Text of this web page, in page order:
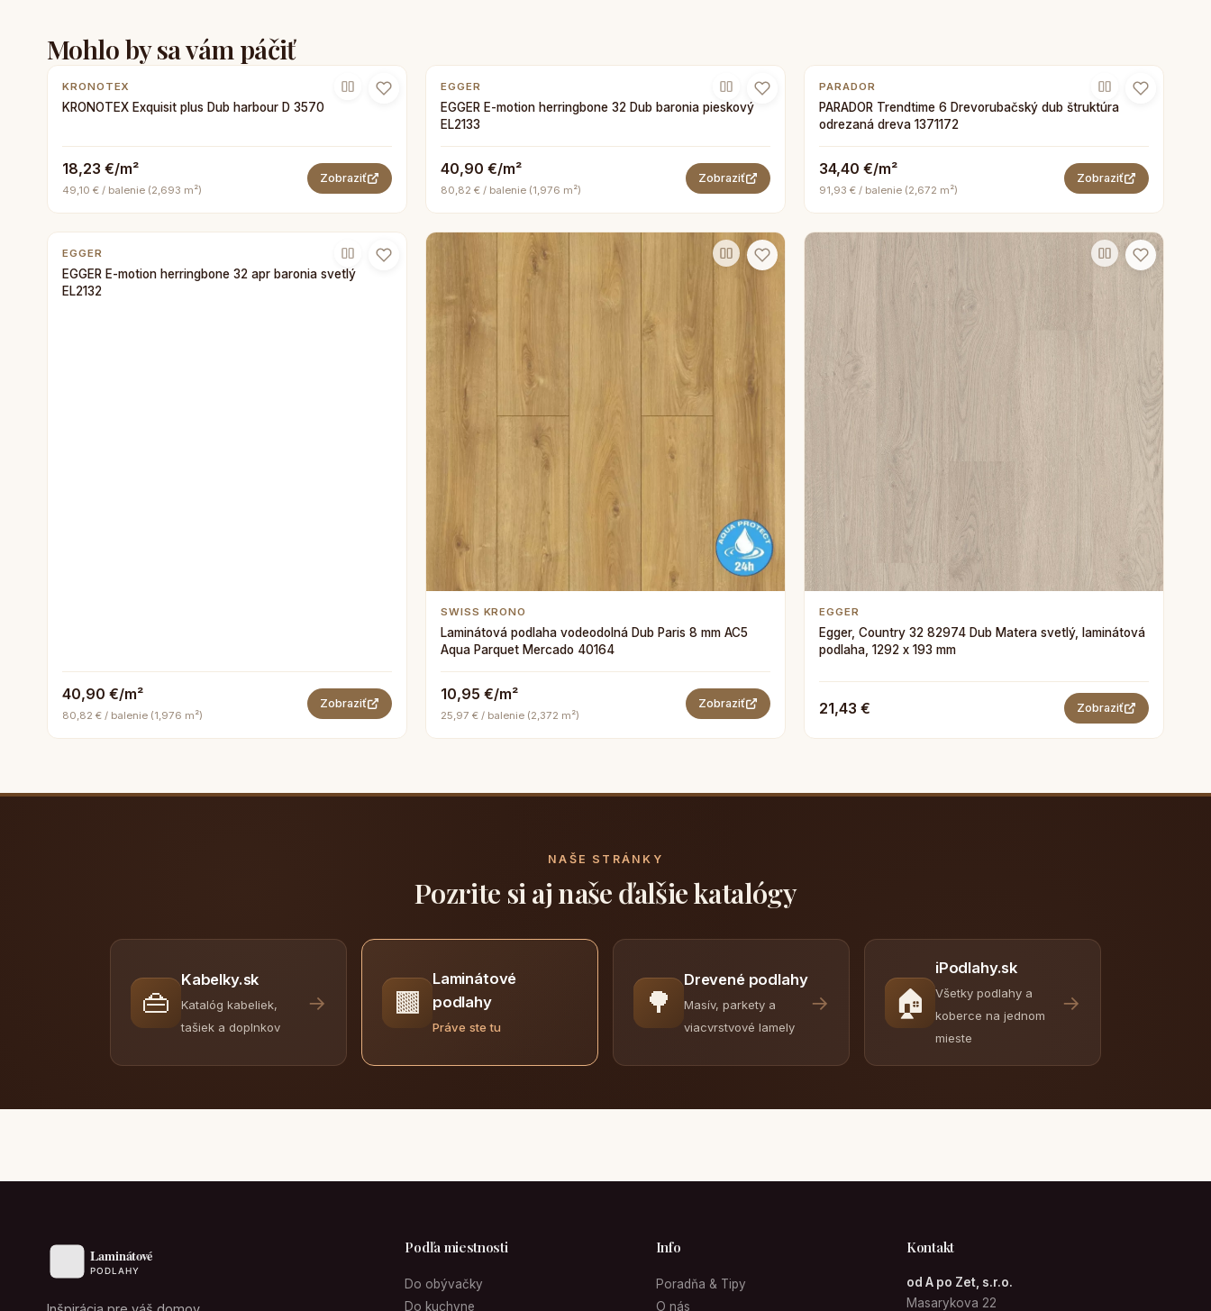
Mohlo by sa vám páčiť
KRONOTEX
KRONOTEX Exquisit plus Dub harbour D 3570
18,23 €/m²
49,10 € / balenie (2,693 m²)
Zobraziť
EGGER
EGGER E-motion herringbone 32 Dub baronia pieskový
EL2133
40,90 €/m²
80,82 € / balenie (1,976 m²)
Zobraziť
PARADOR
PARADOR Trendtime 6 Drevorubačský dub štruktúra
odrezaná dreva 1371172
34,40 €/m²
91,93 € / balenie (2,672 m²)
Zobraziť
EGGER
EGGER E-motion herringbone 32 apr baronia svetlý
EL2132
40,90 €/m²
80,82 € / balenie (1,976 m²)
Zobraziť
SWISS KRONO
Laminátová podlaha vodeodolná Dub Paris 8 mm AC5
Aqua Parquet Mercado 40164
10,95 €/m²
25,97 € / balenie (2,372 m²)
Zobraziť
EGGER
Egger, Country 32 82974 Dub Matera svetlý, laminátová
podlaha, 1292 x 193 mm
21,43 € Zobraziť
NAŠE STRÁNKY
Pozrite si aj naše ďalšie katalógy
👜
Kabelky.sk
Katalóg kabeliek,
tašiek a doplnkov
→ 🟫
Laminátové
podlahy
Práve ste tu
🌳
Drevené podlahy
Masív, parkety a
viacvrstvové lamely
→ 🏠
iPodlahy.sk
Všetky podlahy a
koberce na jednom
mieste
→
Podľa miestnosti
Do obývačky
Do kuchyne
Info
Poradňa & Tipy
O nás
Kontakt
od A po Zet, s.r.o.
Masarykova 22